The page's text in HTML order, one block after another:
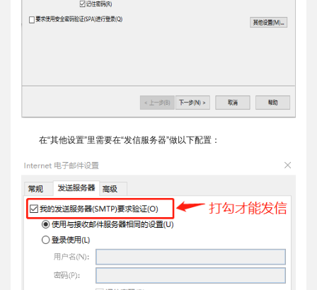
在“其他设置”里需要在“发信服务器”做以下配置：